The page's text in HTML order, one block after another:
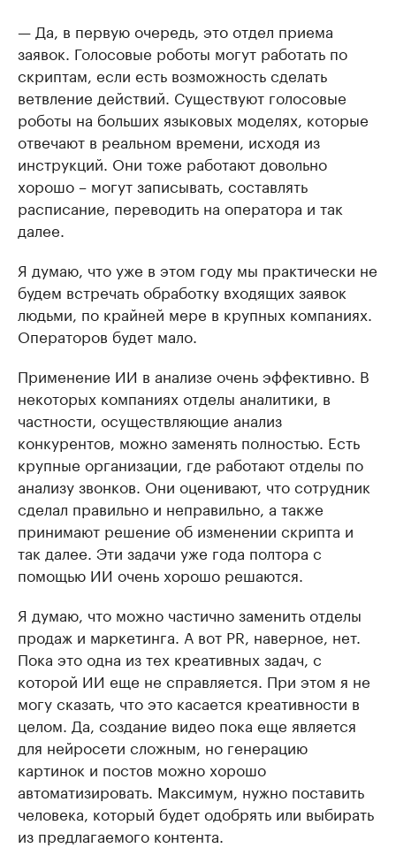
— Да, в первую очередь, это отдел приема
заявок. Голосовые роботы могут работать по
скриптам, если есть возможность сделать
ветвление действий. Существуют голосовые
роботы на больших языковых моделях, которые
отвечают в реальном времени, исходя из
инструкций. Они тоже работают довольно
хорошо – могут записывать, составлять
расписание, переводить на оператора и так
далее.
Я думаю, что уже в этом году мы практически не
будем встречать обработку входящих заявок
людьми, по крайней мере в крупных компаниях.
Операторов будет мало.
Применение ИИ в анализе очень эффективно. В
некоторых компаниях отделы аналитики, в
частности, осуществляющие анализ
конкурентов, можно заменять полностью. Есть
крупные организации, где работают отделы по
анализу звонков. Они оценивают, что сотрудник
сделал правильно и неправильно, а также
принимают решение об изменении скрипта и
так далее. Эти задачи уже года полтора с
помощью ИИ очень хорошо решаются.
Я думаю, что можно частично заменить отделы
продаж и маркетинга. А вот PR, наверное, нет.
Пока это одна из тех креативных задач, с
которой ИИ еще не справляется. При этом я не
могу сказать, что это касается креативности в
целом. Да, создание видео пока еще является
для нейросети сложным, но генерацию
картинок и постов можно хорошо
автоматизировать. Максимум, нужно поставить
человека, который будет одобрять или выбирать
из предлагаемого контента.